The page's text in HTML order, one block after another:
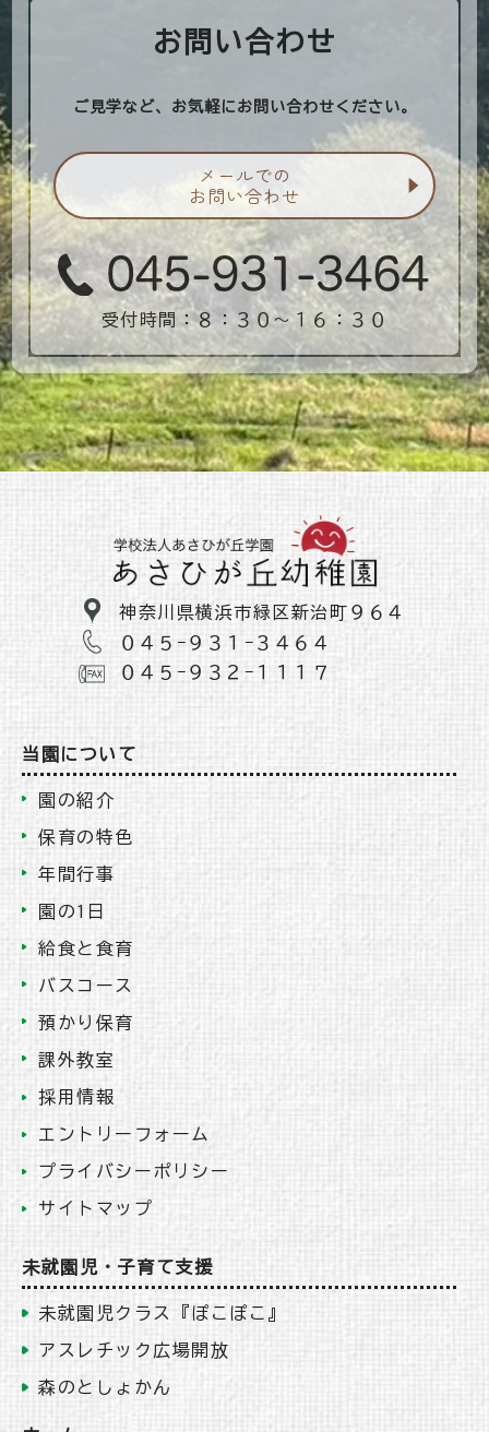
お問い合わせ
ご見学など、お気軽にお問い合わせください。
メールでの
お問い合わせ
受付時間：８：３０〜１６：３０
神奈川県横浜市緑区新治町９６４
０４５−９３１−３４６４
０４５−９３２−１１１７
当園について
園の紹介
保育の特色
年間行事
園の1日
給食と食育
バスコース
預かり保育
課外教室
未就園児・子育て支援
未就園児クラス『ぽこぽこ』
アスレチック広場開放
森のとしょかん
採用情報
エントリーフォーム
プライバシーポリシー
サイトマップ